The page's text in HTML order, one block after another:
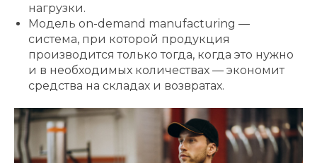
нагрузки.
Модель on-demand manufacturing —
система, при которой продукция
производится только тогда, когда это нужно
и в необходимых количествах — экономит
средства на складах и возвратах.